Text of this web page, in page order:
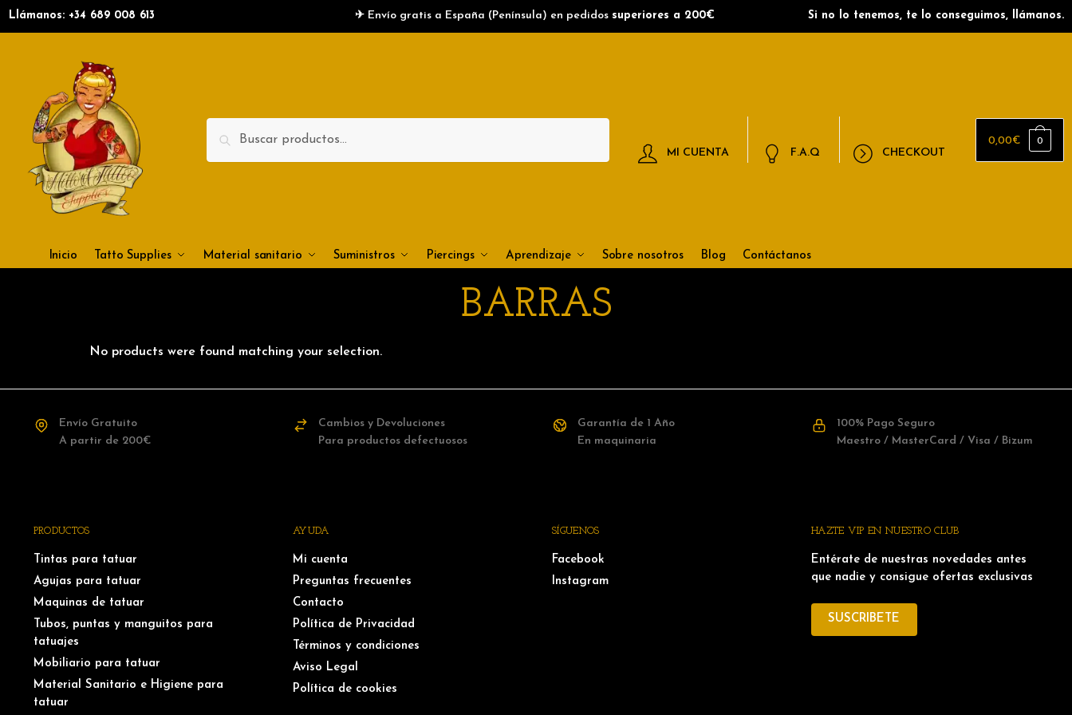
Llámanos: +34 689 008 613 ✈ Envío gratis a España (Península) en pedidos superiores a 200€ Si no lo tenemos, te lo conseguimos, llámanos.
Search
MI CUENTA F.A.Q CHECKOUT
0,00€ 0
Inicio Tatto Supplies Material sanitario Suministros Piercings Aprendizaje Sobre nosotros Blog Contáctanos
BARRAS
No products were found matching your selection.
Envío Gratuito
A partir de 200€
Cambios y Devoluciones
Para productos defectuosos
Garantía de 1 Año
En maquinaria
100% Pago Seguro
Maestro / MasterCard / Visa / Bizum
PRODUCTOS
Tintas para tatuar
Agujas para tatuar
Maquinas de tatuar
Tubos, puntas y manguitos para
tatuajes
Mobiliario para tatuar
Material Sanitario e Higiene para
tatuar
AYUDA
Mi cuenta
Preguntas frecuentes
Contacto
Política de Privacidad
Términos y condiciones
Aviso Legal
Política de cookies
SÍGUENOS
Facebook
Instagram
HAZTE VIP EN NUESTRO CLUB
Entérate de nuestras novedades antes
que nadie y consigue ofertas exclusivas
SUSCRIBETE